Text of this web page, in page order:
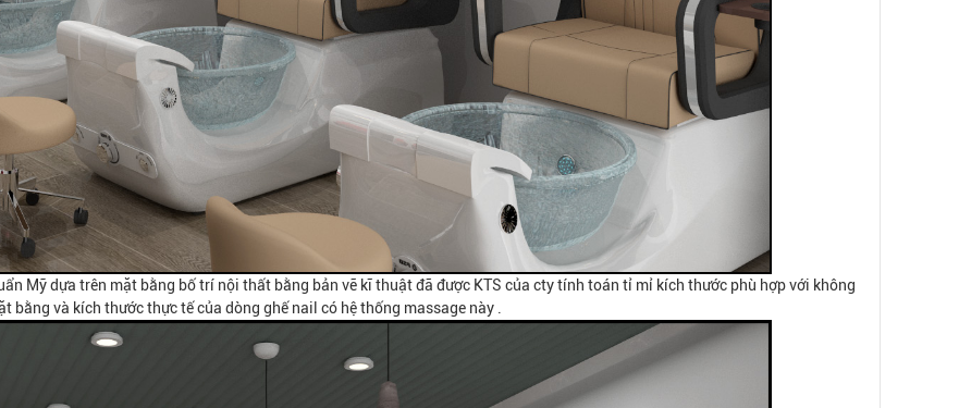
Mỹ dựa trên mặt bằng bố trí nội thất bằng bản vẽ kĩ thuật đã được KTS của cty tính toán tỉ mỉ kích thước phù hợp với không
bằng và kích thước thực tế của dòng ghế nail có hệ thống massage này .